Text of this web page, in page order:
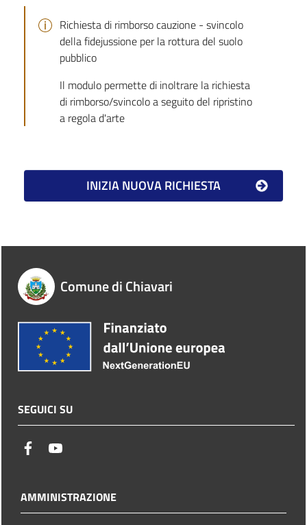
Richiesta di rimborso cauzione - svincolo
della fidejussione per la rottura del suolo
pubblico
Il modulo permette di inoltrare la richiesta
di rimborso/svincolo a seguito del ripristino
a regola d'arte
Comune di Chiavari
SEGUICI SU
facebook
AMMINISTRAZIONE